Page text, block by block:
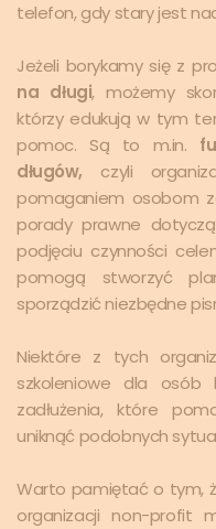
telefon, gdy stary jest
Jeżeli borykamy się z
na długi, możemy
którzy edukują w tym
pomoc. Są to m.in.
długów, czyli
pomaganiem osobom
porady prawne
podjęciu czynności
pomogą stworzyć
sporządzić niezbędne
Niektóre z tych
szkoleniowe dla osób
zadłużenia, które
uniknąć podobnych
Warto pamiętać o tym,
organizacji non-profit